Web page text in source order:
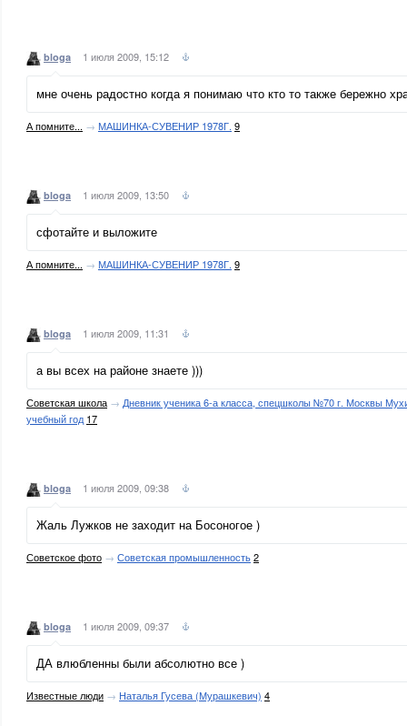
bloga 1 июля 2009, 15:12
мне очень радостно когда я понимаю что кто то также бережно
А помните... → МАШИНКА-СУВЕНИР 1978Г. 9
bloga 1 июля 2009, 13:50
сфотайте и выложите
А помните... → МАШИНКА-СУВЕНИР 1978Г. 9
bloga 1 июля 2009, 11:31
а вы всех на районе знаете )))
Советская школа → Дневник ученика 6-а класса, спецшколы №70 г. Москвы
учебный год 17
bloga 1 июля 2009, 09:38
Жаль Лужков не заходит на Босоногое )
Советское фото → Советская промышленность2
bloga 1 июля 2009, 09:37
ДА влюбленны были абсолютно все )
Известные люди → Наталья Гусева (Мурашкевич) 4